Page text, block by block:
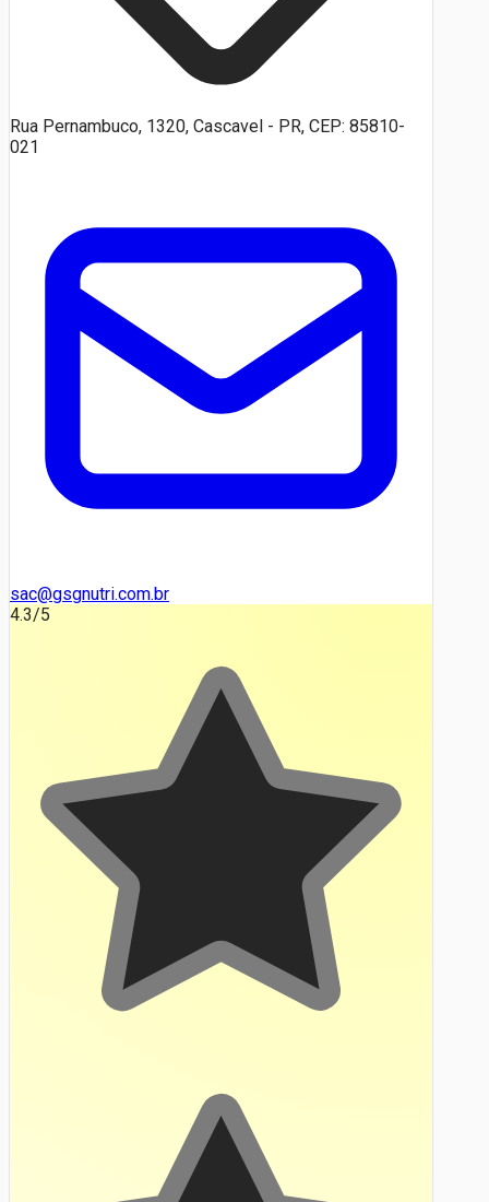
Rua Pernambuco, 1320, Cascavel - PR, CEP: 85810-
021
sac@gsgnutri.com.br
4.3/5